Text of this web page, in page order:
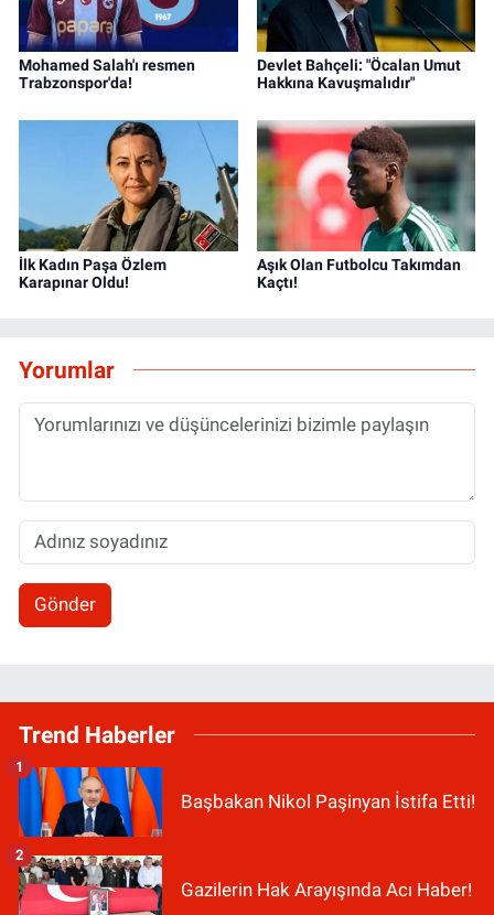
Mohamed Salah'ı resmen
Trabzonspor'da!
Devlet Bahçeli: "Öcalan Umut
Hakkına Kavuşmalıdır"
İlk Kadın Paşa Özlem
Karapınar Oldu!
Aşık Olan Futbolcu Takımdan
Kaçtı!
Yorumlar
Gönder
Trend Haberler
Başbakan Nikol Paşinyan İstifa Etti!
1
Gazilerin Hak Arayışında Acı Haber!
2